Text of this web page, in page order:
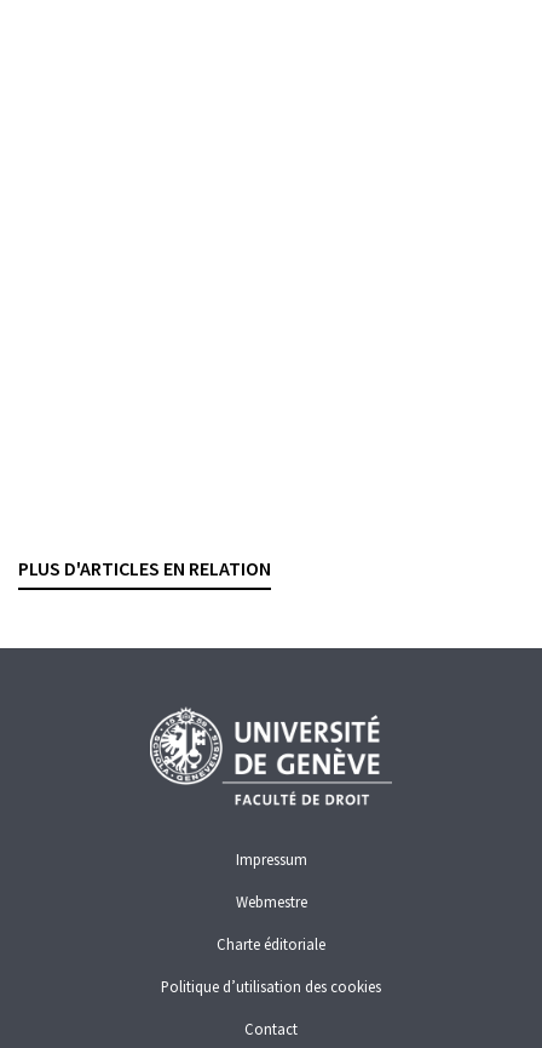
PLUS D'ARTICLES EN RELATION
Impressum
Webmestre
Charte éditoriale
Politique d’utilisation des cookies
Contact